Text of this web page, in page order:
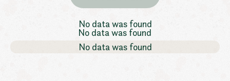
No data was found
No data was found
No data was found